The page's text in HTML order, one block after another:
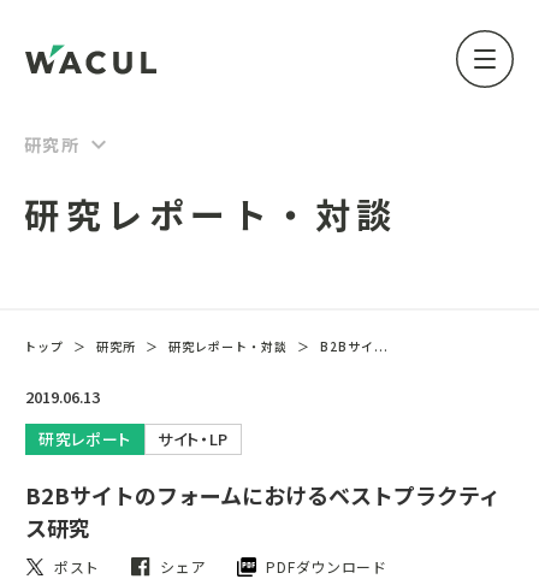
研究レポート・対談
研究所 keyboard_arrow_down
トップ ＞ 研究所 ＞ 研究レポート・対談 ＞ B2Bサイ...
2019.06.13
研究レポート
サイト・LP
B2Bサイトのフォームにおけるベストプラクティ
ス研究
ポスト シェア PDFダウンロード